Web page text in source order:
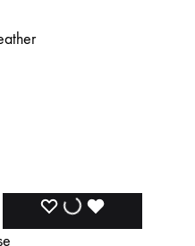
WISHLISTWISHLIST